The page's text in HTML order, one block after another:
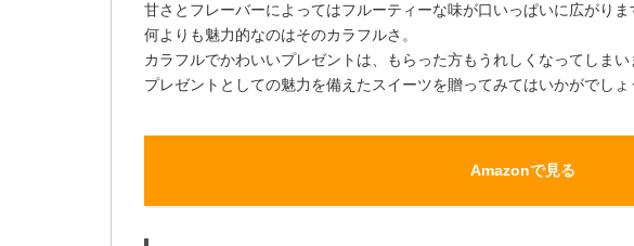
甘さとフレーバーによってはフルーティーな味が口いっぱいに広がりま
何よりも魅力的なのはそのカラフルさ。
カラフルでかわいいプレゼントは、もらった方もうれしくなってしまい
プレゼントとしての魅力を備えたスイーツを贈ってみてはいかがでしょ
Amazonで見る